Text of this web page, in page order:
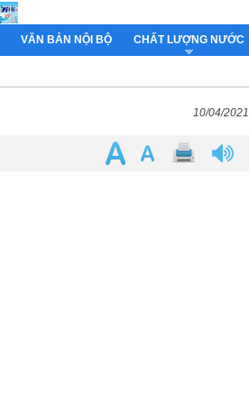
VĂN BẢN NỘI BỘ CHẤT LƯỢNG NƯỚC
10/04/2021